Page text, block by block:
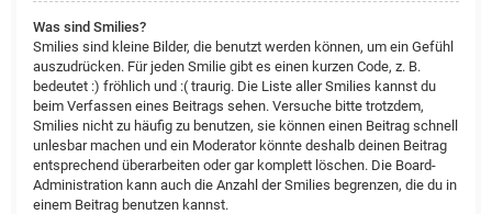
Was sind Smilies?
Smilies sind kleine Bilder, die benutzt werden können, um ein Gefühl
auszudrücken. Für jeden Smilie gibt es einen kurzen Code, z. B.
bedeutet :) fröhlich und :( traurig. Die Liste aller Smilies kannst du
beim Verfassen eines Beitrags sehen. Versuche bitte trotzdem,
Smilies nicht zu häufig zu benutzen, sie können einen Beitrag schnell
unlesbar machen und ein Moderator könnte deshalb deinen Beitrag
entsprechend überarbeiten oder gar komplett löschen. Die Board-
Administration kann auch die Anzahl der Smilies begrenzen, die du in
einem Beitrag benutzen kannst.